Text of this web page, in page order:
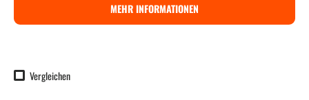
MEHR INFORMATIONEN
Vergleichen